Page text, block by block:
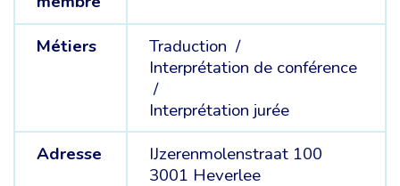
Métiers
Traduction /
Interprétation de conférence
/
Interprétation jurée
Adresse
IJzerenmolenstraat 100
3001 Heverlee